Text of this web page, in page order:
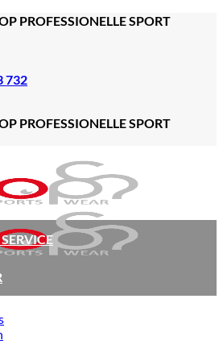
PROFESSIONELLE SPORT
732
PROFESSIONELLE SPORT